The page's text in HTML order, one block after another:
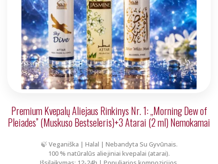
Premium Kvepalų Aliejaus Rinkinys Nr. 1: „Morning Dew of
Pleiades” (Muskuso Bestseleris)+3 Atarai (2 ml) Nemokamai
🍃 Veganiška | Halal | Nebandyta Su Gyvūnais.
100 % natūralūs aliejiniai kvepalai (atarai).